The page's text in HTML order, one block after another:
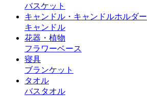
バスケット
キャンドル・キャンドルホルダー
キャンドル
花器・植物
フラワーベース
寝具
ブランケット
タオル
バスタオル